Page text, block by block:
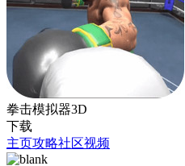
拳击模拟器3D
下载
主页攻略社区视频